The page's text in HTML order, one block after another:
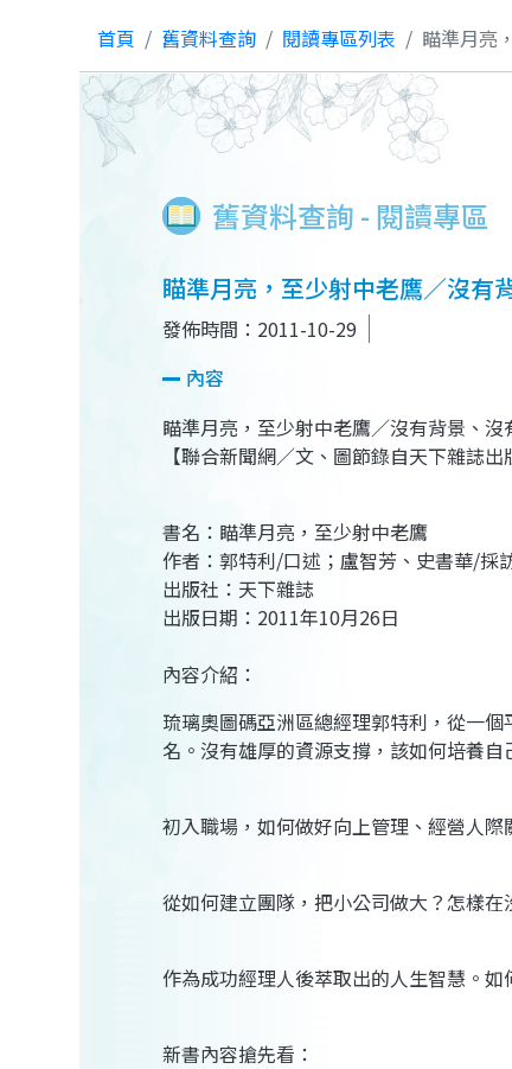
首頁 舊資料查詢 閱讀專區列表 瞄準月亮
舊資料查詢 - 閱讀專區
瞄準月亮，至少射中老鷹／沒有
發佈時間：2011-10-29
內容
瞄準月亮，至少射中老鷹／沒有背景、
【聯合新聞網／文、圖節錄自天下雜誌
書名：瞄準月亮，至少射中老鷹
作者：郭特利/口述；盧智芳、史書華/採
出版社：天下雜誌
出版日期：2011年10月26日
內容介紹：
琉璃奧圖碼亞洲區總經理郭特利，從一
名。沒有雄厚的資源支撐，該如何培養
初入職場，如何做好向上管理、經營人
從如何建立團隊，把小公司做大？怎樣
作為成功經理人後萃取出的人生智慧。
新書內容搶先看：